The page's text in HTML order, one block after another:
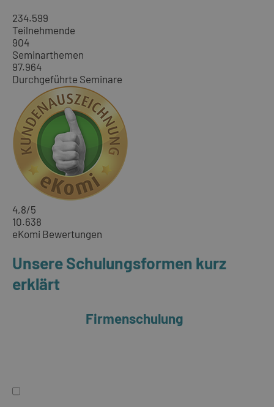
234.599
Teilnehmende
904
Seminarthemen
97.964
Durchgeführte Seminare
4,8/5
10.638
eKomi Bewertungen
Unsere Schulungsformen kurz
erklärt
Firmenschulung